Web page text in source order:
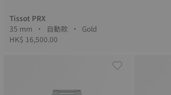
Tissot PRX
35 mm • 自動款 • Gold
HK$ 16,500.00